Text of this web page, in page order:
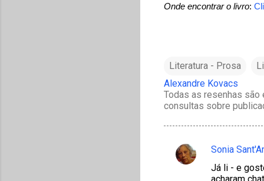
Onde encontrar o livro:
Literatura - Prosa
Alexandre Kovacs
Todas as resenhas são
consultas sobre
C
Sonia
Já li - e
acharam